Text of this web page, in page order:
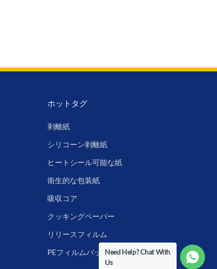
ホットタグ
剥離紙
シリコーン剥離紙
ヒートシール可能な紙
衛生的な包装紙
吸収コア
クッキングペーパー
リリースフィルム
PEフィルムバックシートNeed Help? Chat With
Us